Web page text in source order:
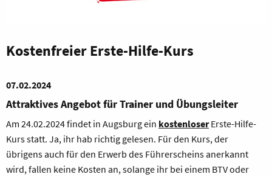
Kostenfreier Erste-Hilfe-Kurs
07.02.2024
Attraktives Angebot für Trainer und Übungsleiter
Am 24.02.2024 findet in Augsburg ein kostenloserErste-Hilfe-
Kurs statt. Ja, ihr hab richtig gelesen. Für den Kurs, der
übrigens auch für den Erwerb des Führerscheins anerkannt
wird, fallen keine Kosten an, solange ihr bei einem BTV oder